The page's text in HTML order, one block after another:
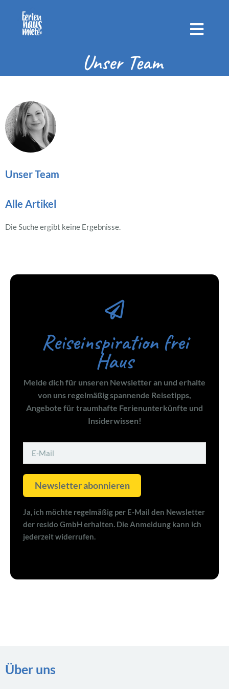
Unser Team
Unser Team
Alle Artikel
Die Suche ergibt keine Ergebnisse.
Reiseinspiration frei
Haus
Melde dich für unseren Newsletter an und erhalte
von uns regelmäßig spannende Reisetipps,
Angebote für traumhafte Ferienunterkünfte und
Insiderwissen!
Newsletter abonnieren
Ja, ich möchte regelmäßig per E-Mail den Newsletter
der resido GmbH erhalten. Die Anmeldung kann ich
jederzeit widerrufen.
Über uns